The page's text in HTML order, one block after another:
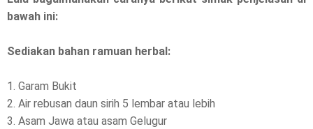
bawah ini:
Sediakan bahan ramuan herbal:
1. Garam Bukit
2. Air rebusan daun sirih 5 lembar atau lebih
3. Asam Jawa atau asam Gelugur